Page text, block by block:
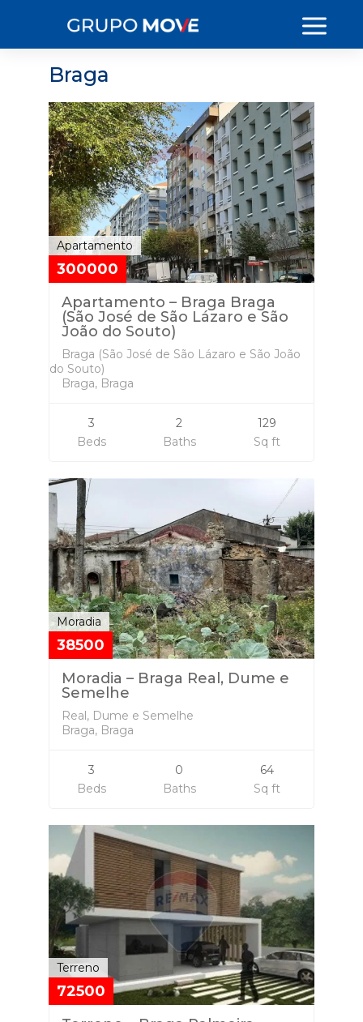
Braga
Apartamento
300000
Apartamento – Braga Braga
(São José de São Lázaro e São
João do Souto)
Braga (São José de São Lázaro e São João
do Souto)
Braga, Braga
3
Beds
2
Baths
129
Sq ft
Moradia
38500
Moradia – Braga Real, Dume e
Semelhe
Real, Dume e Semelhe
Braga, Braga
3
Beds
0
Baths
64
Sq ft
Terreno
72500